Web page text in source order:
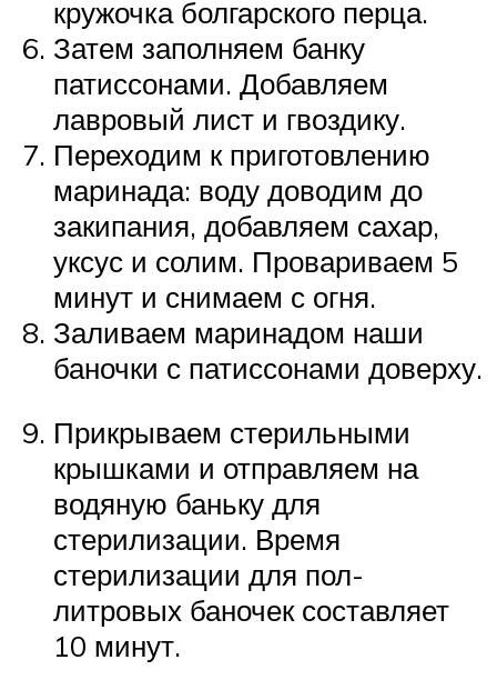
кружочка болгарского перца.
Затем заполняем банку
патиссонами. Добавляем
лавровый лист и гвоздику.
Переходим к приготовлению
маринада: воду доводим до
закипания, добавляем сахар,
уксус и солим. Провариваем 5
минут и снимаем с огня.
Заливаем маринадом наши
баночки с патиссонами доверху.
Прикрываем стерильными
крышками и отправляем на
водяную баньку для
стерилизации. Время
стерилизации для пол-
литровых баночек составляет
10 минут.